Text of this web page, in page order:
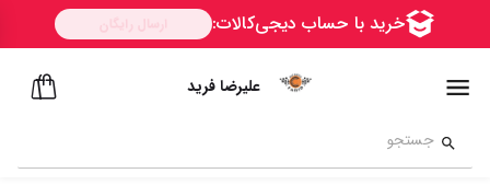
علیرضا فرید